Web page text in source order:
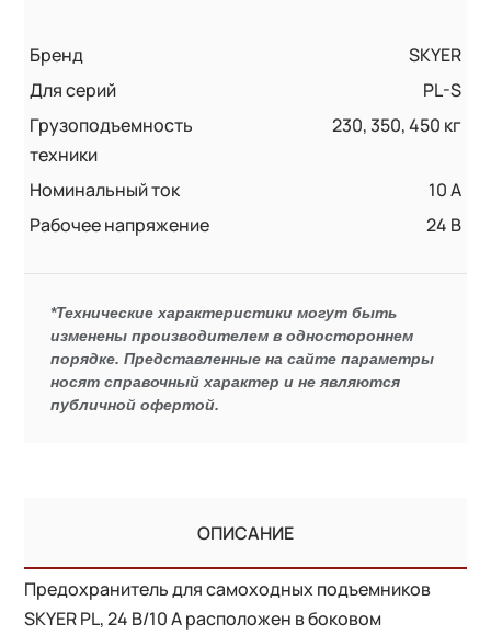
Бренд
SKYER
Для серий
PL-S
Грузоподъемность
техники
230, 350, 450 кг
Номинальный ток
10 А
Рабочее напряжение
24 В
*Технические характеристики могут быть
изменены производителем в одностороннем
порядке. Представленные на сайте параметры
носят справочный характер и не являются
публичной офертой.
ОПИСАНИЕ
Предохранитель для самоходных подъемников
SKYER PL, 24 В/10 А расположен в боковом